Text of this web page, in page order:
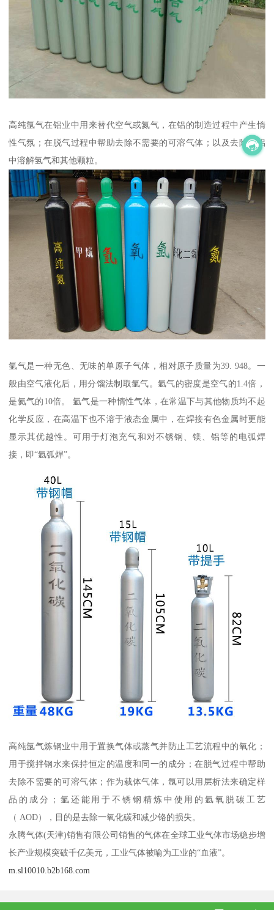
高纯氩气在铝业中用来替代空气或氮气，在铝的制造过程中产生惰
性气氛；在脱气过程中帮助去除不需要的可溶气体；以及去除熔铝
中溶解氢气和其他颗粒。
氩气是一种无色、无味的单原子气体，相对原子质量为39. 948。一
般由空气液化后，用分馏法制取氩气。氩气的密度是空气的1.4倍，
是氦气的10倍。 氩气是一种惰性气体，在常温下与其他物质均不起
化学反应，在高温下也不溶于液态金属中，在焊接有色金属时更能
显示其优越性。可用于灯泡充气和对不锈钢、镁、铝等的电弧焊
接，即“氩弧焊”。
高纯氩气炼钢业中用于置换气体或蒸气并防止工艺流程中的氧化；
用于搅拌钢水来保持恒定的温度和同一的成分；在脱气过程中帮助
去除不需要的可溶气体；作为载体气体，氩可以用层析法来确定样
品的成分；氩还能用于不锈钢精炼中使用的氩氧脱碳工艺
（ AOD），目的是去除一氧化碳和减少铬的损失。
永腾气体(天津)销售有限公司销售的气体在全球工业气体市场稳步增
长产业规模突破千亿美元，工业气体被喻为工业的“血液”。
m.sl10010.b2b168.com